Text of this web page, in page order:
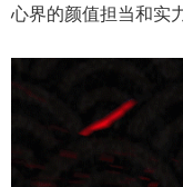
心界的颜值担当和实